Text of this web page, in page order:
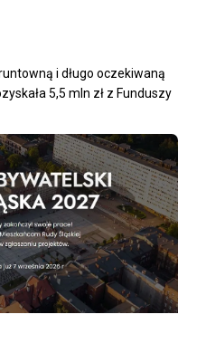
i długo oczekiwaną
5,5 mln zł z Funduszy